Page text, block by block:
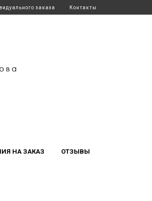
заказа Контакты
НА ЗАКАЗ ОТЗЫВЫ